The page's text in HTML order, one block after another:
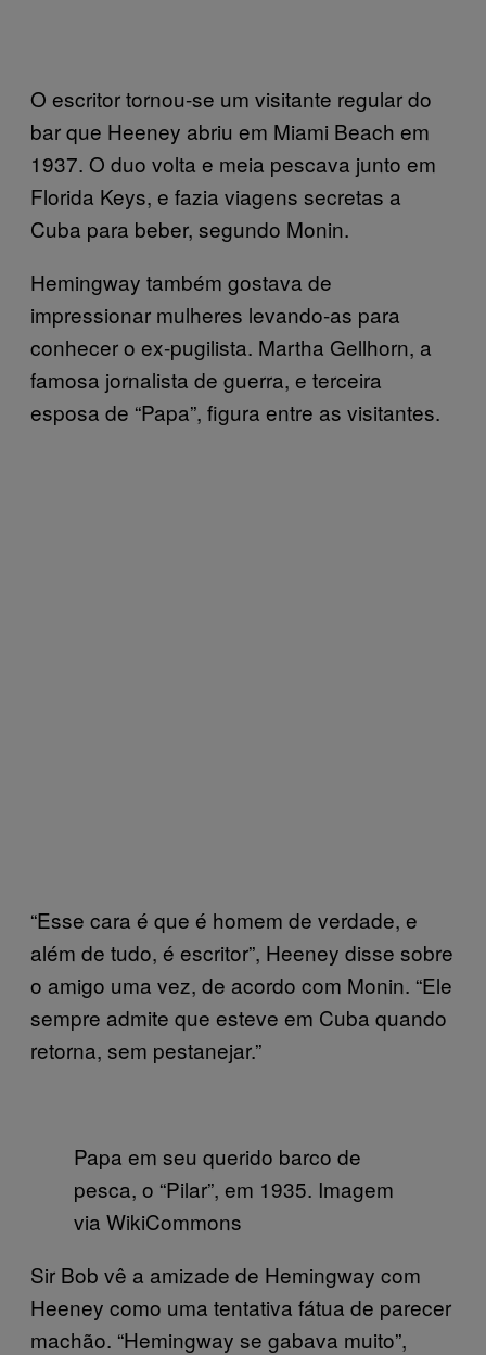
O escritor tornou-se um visitante regular do
bar que Heeney abriu em Miami Beach em
1937. O duo volta e meia pescava junto em
Florida Keys, e fazia viagens secretas a
Cuba para beber, segundo Monin.
Hemingway também gostava de
impressionar mulheres levando-as para
conhecer o ex-pugilista. Martha Gellhorn, a
famosa jornalista de guerra, e terceira
esposa de “Papa”, figura entre as visitantes.
“Esse cara é que é homem de verdade, e
além de tudo, é escritor”, Heeney disse sobre
o amigo uma vez, de acordo com Monin. “Ele
sempre admite que esteve em Cuba quando
retorna, sem pestanejar.”
Papa em seu querido barco de
pesca, o “Pilar”, em 1935. Imagem
via WikiCommons
Sir Bob vê a amizade de Hemingway com
Heeney como uma tentativa fátua de parecer
machão. “Hemingway se gabava muito”,